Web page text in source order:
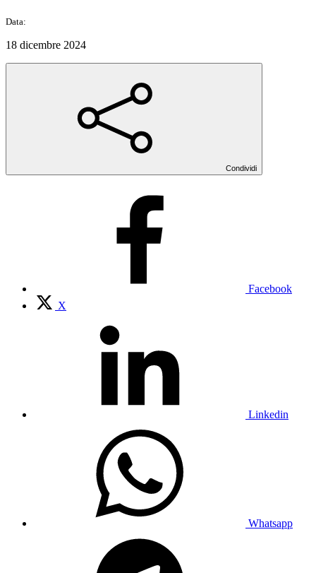
Data:
18 dicembre 2024
Condividi
Facebook
X
Linkedin
Whatsapp